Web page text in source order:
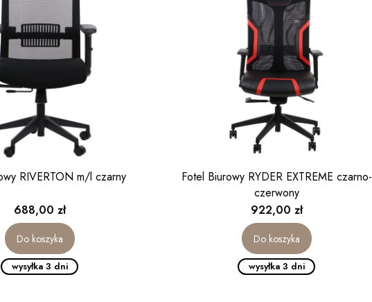
RIVERTON m/l czarny
Cena
688,00 zł
Do koszyka
wysyłka 3 dni
Fotel Biurowy RYDER EXTREME czarno-
czerwony
Cena
922,00 zł
Do koszyka
wysyłka 3 dni